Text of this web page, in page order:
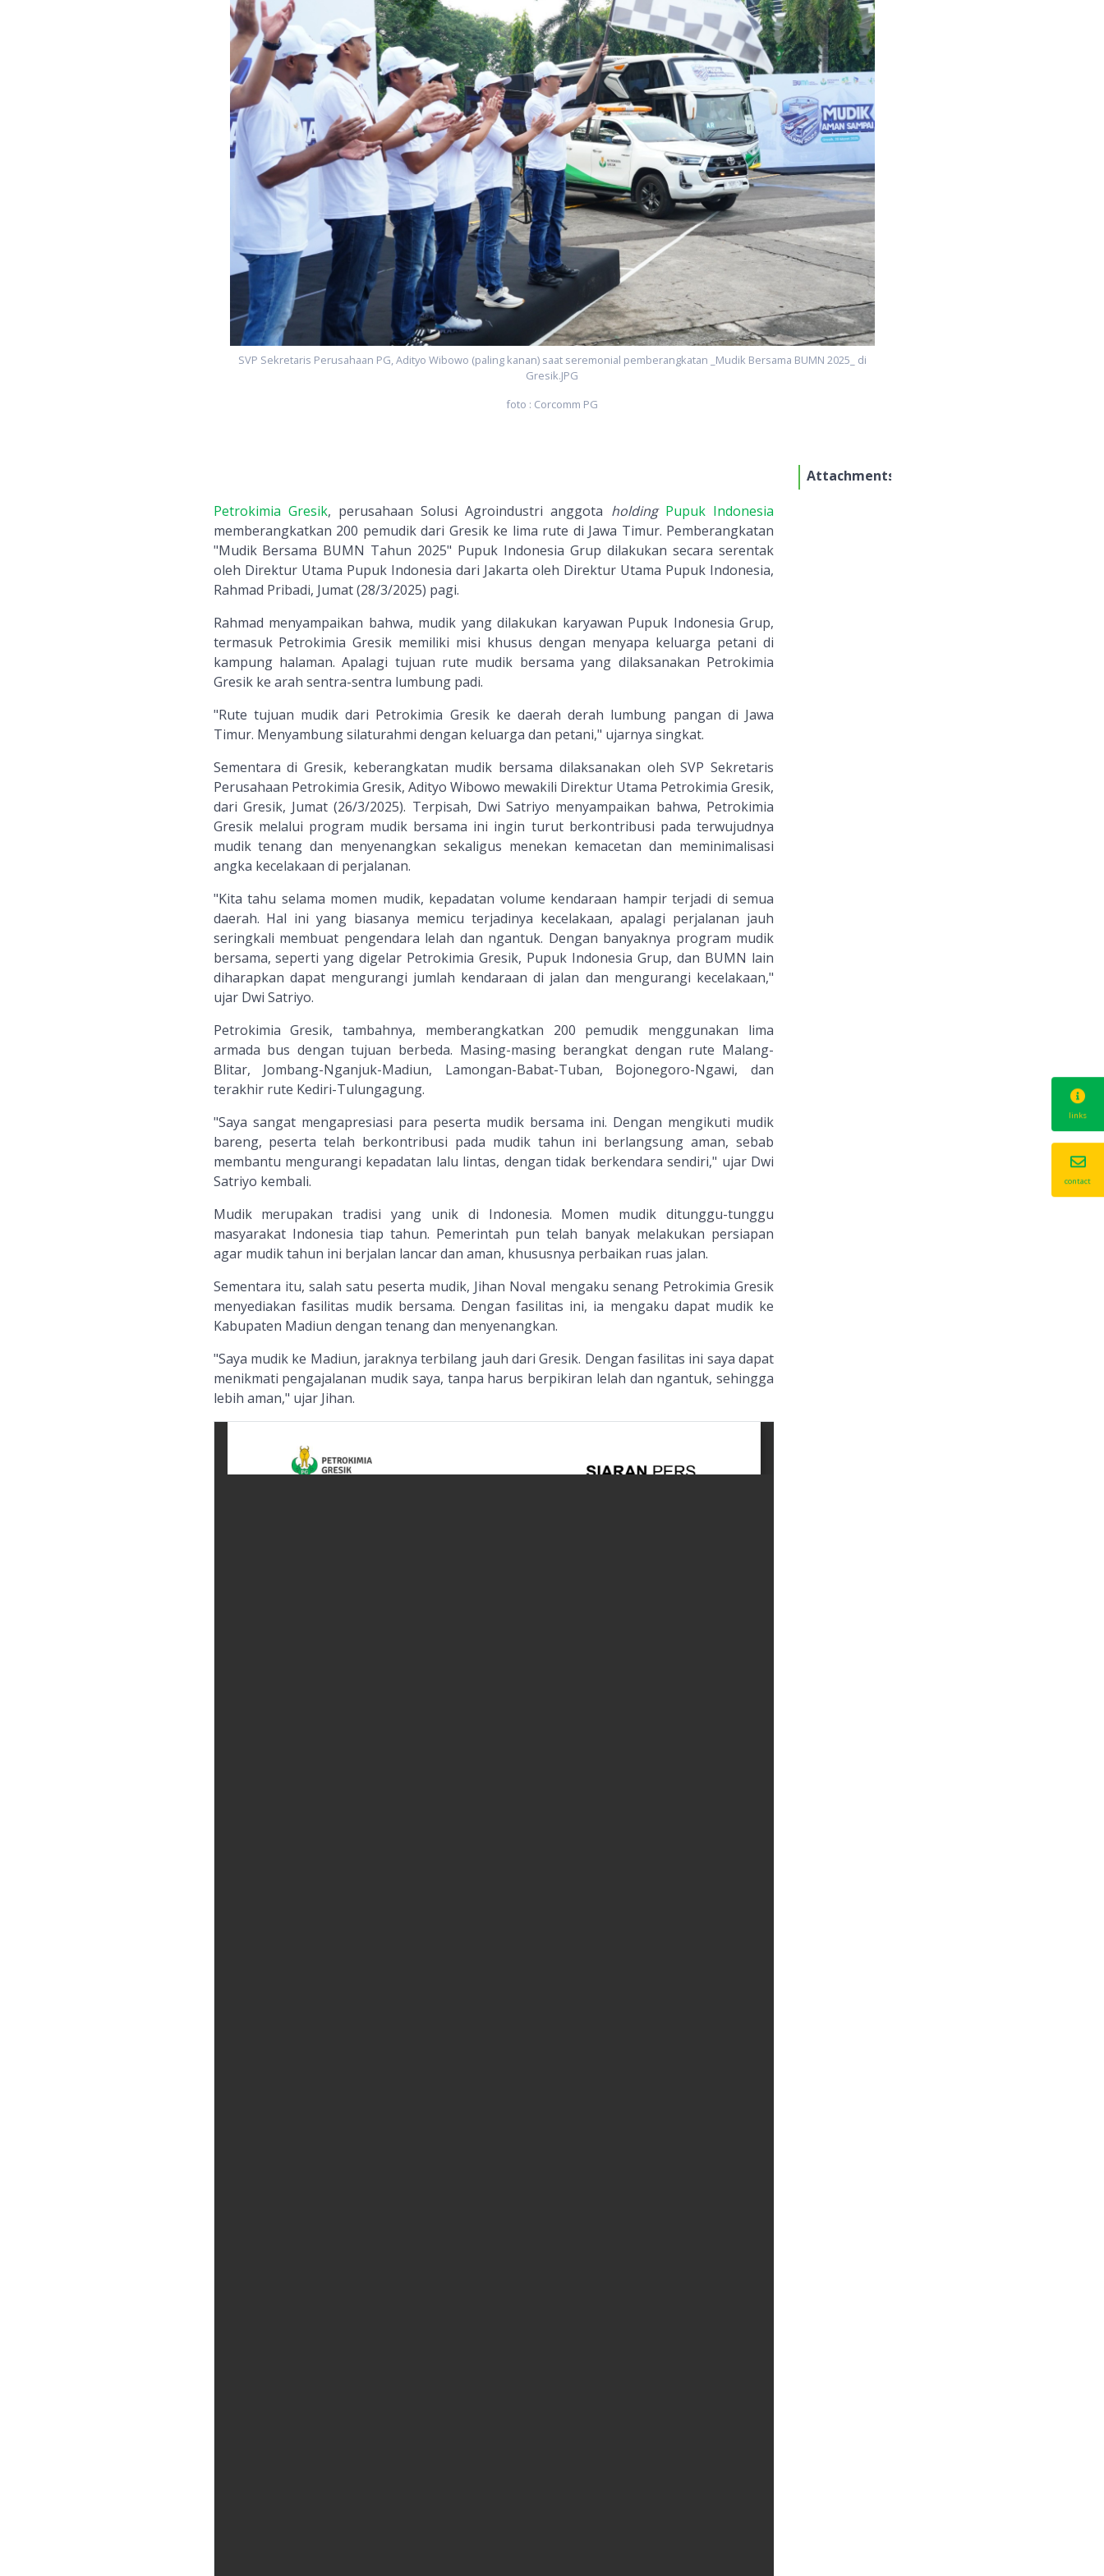
SVP Sekretaris Perusahaan PG, Adityo Wibowo (paling kanan) saat seremonial pemberangkatan _Mudik Bersama BUMN 2025_ di
Gresik.JPG
foto : Corcomm PG
Petrokimia Gresik, perusahaan Solusi Agroindustri anggota holding Pupuk Indonesia
memberangkatkan 200 pemudik dari Gresik ke lima rute di Jawa Timur. Pemberangkatan
"Mudik Bersama BUMN Tahun 2025" Pupuk Indonesia Grup dilakukan secara serentak
oleh Direktur Utama Pupuk Indonesia dari Jakarta oleh Direktur Utama Pupuk Indonesia,
Rahmad Pribadi, Jumat (28/3/2025) pagi.
Rahmad menyampaikan bahwa, mudik yang dilakukan karyawan Pupuk Indonesia Grup,
termasuk Petrokimia Gresik memiliki misi khusus dengan menyapa keluarga petani di
kampung halaman. Apalagi tujuan rute mudik bersama yang dilaksanakan Petrokimia
Gresik ke arah sentra-sentra lumbung padi.
"Rute tujuan mudik dari Petrokimia Gresik ke daerah derah lumbung pangan di Jawa
Timur. Menyambung silaturahmi dengan keluarga dan petani," ujarnya singkat.
Sementara di Gresik, keberangkatan mudik bersama dilaksanakan oleh SVP Sekretaris
Perusahaan Petrokimia Gresik, Adityo Wibowo mewakili Direktur Utama Petrokimia Gresik,
dari Gresik, Jumat (26/3/2025). Terpisah, Dwi Satriyo menyampaikan bahwa, Petrokimia
Gresik melalui program mudik bersama ini ingin turut berkontribusi pada terwujudnya
mudik tenang dan menyenangkan sekaligus menekan kemacetan dan meminimalisasi
angka kecelakaan di perjalanan.
"Kita tahu selama momen mudik, kepadatan volume kendaraan hampir terjadi di semua
daerah. Hal ini yang biasanya memicu terjadinya kecelakaan, apalagi perjalanan jauh
seringkali membuat pengendara lelah dan ngantuk. Dengan banyaknya program mudik
bersama, seperti yang digelar Petrokimia Gresik, Pupuk Indonesia Grup, dan BUMN lain
diharapkan dapat mengurangi jumlah kendaraan di jalan dan mengurangi kecelakaan,"
ujar Dwi Satriyo.
Petrokimia Gresik, tambahnya, memberangkatkan 200 pemudik menggunakan lima
armada bus dengan tujuan berbeda. Masing-masing berangkat dengan rute Malang-
Blitar, Jombang-Nganjuk-Madiun, Lamongan-Babat-Tuban, Bojonegoro-Ngawi, dan
terakhir rute Kediri-Tulungagung.
"Saya sangat mengapresiasi para peserta mudik bersama ini. Dengan mengikuti mudik
bareng, peserta telah berkontribusi pada mudik tahun ini berlangsung aman, sebab
membantu mengurangi kepadatan lalu lintas, dengan tidak berkendara sendiri," ujar Dwi
Satriyo kembali.
Mudik merupakan tradisi yang unik di Indonesia. Momen mudik ditunggu-tunggu
masyarakat Indonesia tiap tahun. Pemerintah pun telah banyak melakukan persiapan
agar mudik tahun ini berjalan lancar dan aman, khususnya perbaikan ruas jalan.
Sementara itu, salah satu peserta mudik, Jihan Noval mengaku senang Petrokimia Gresik
menyediakan fasilitas mudik bersama. Dengan fasilitas ini, ia mengaku dapat mudik ke
Kabupaten Madiun dengan tenang dan menyenangkan.
"Saya mudik ke Madiun, jaraknya terbilang jauh dari Gresik. Dengan fasilitas ini saya dapat
menikmati pengajalanan mudik saya, tanpa harus berpikiran lelah dan ngantuk, sehingga
lebih aman," ujar Jihan.
Attachments
links
contact